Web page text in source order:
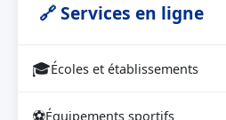
🔗 Services en ligne
🎓Écoles et établissements
⚽Équipements sportifs